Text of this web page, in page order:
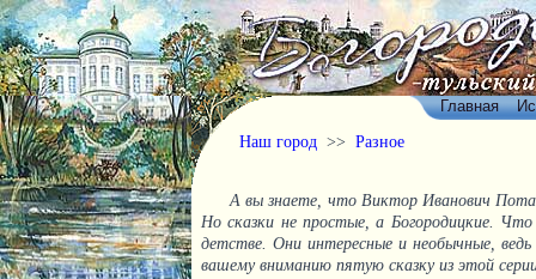
Главная
Наш город >> Разное
А вы знаете, что Виктор Иванович
Но сказки не простые, а Богородицкие.
детстве. Они интересные и необычные,
вашему вниманию пятую сказку из этой